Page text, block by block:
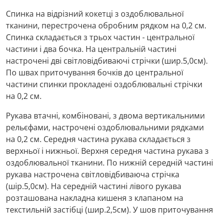
Спинка на відрізний кокетці з оздоблювальної
тканини, перестрочена обробним рядком на 0,2 см.
Спинка складається з трьох частин - центральної
частини і два бочка. На центральній частині
настрочені дві світловідбиваючі стрічки (шир.5,0см).
По швах приточування бочків до центральної
частини спинки прокладені оздоблювальні стрічки
на 0,2 см.
Рукава втачні, комбіновані, з двома вертикальними
рельєфами, настрочені оздоблювальними рядками
на 0,2 см. Середня частина рукава складається з
верхньої і нижньої. Верхня середня частина рукава з
оздоблювальної тканини. По нижній середній частині
рукава настрочена світловідбиваюча стрічка
(шір.5,0см). На середній частині лівого рукава
розташована накладна кишеня з клапаном на
текстильній застібці (шир.2,5см). У шов приточування